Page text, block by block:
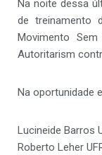
Na noite dessa
de treinamento
Movimento
Autoritarism
Na oportunidade
Lucineide Barros
Roberto Leher